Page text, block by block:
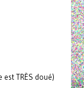
TRÈS doué)